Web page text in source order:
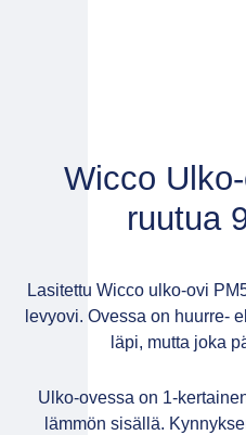
Wicco
ruutua
Lasitettu Wicco ulko-ovi
levyovi. Ovessa on huurre-
läpi, mutta joka
Ulko-ovessa on 1-
lämmön sisällä.